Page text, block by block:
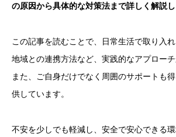
の原因から具体的な対策法まで詳しく解説し
この記事を読むことで、日常生活で取り入
地域との連携方法など、実践的なアプローチ
また、ご自身だけでなく周囲のサポートも
供しています。
不安を少しでも軽減し、安全で安心できる